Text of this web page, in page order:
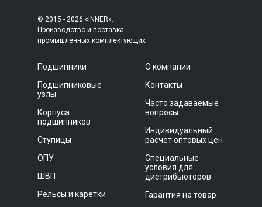
© 2015 - 2026 «INNER»:
Производство и поставка
промышленных комплектующих
Подшипники
Подшипниковые
узлы
Корпуса
подшипников
Ступицы
ОПУ
ШВП
Рельсы и каретки
О компании
Контакты
Часто задаваемые
вопросы
Индивидуальный
расчет оптовых цен
Специальные
условия для
дистрибьюторов
Гарантия на товар